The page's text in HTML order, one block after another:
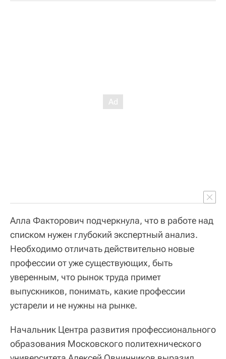
Алла Факторович подчеркнула, что в работе над
списком нужен глубокий экспертный анализ.
Необходимо отличать действительно новые
профессии от уже существующих, быть
уверенным, что рынок труда примет
выпускников, понимать, какие профессии
устарели и не нужны на рынке.
Начальник Центра развития профессионального
образования Московского политехнического